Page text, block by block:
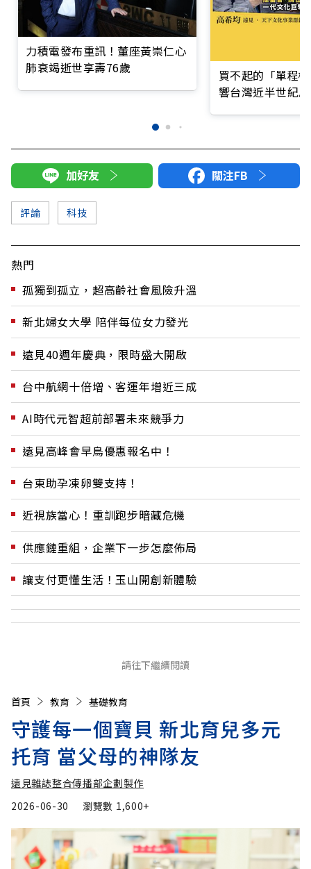
力積電發布重訊！董座黃崇仁心
肺衰竭逝世享壽76歲
買不起的「單程
響台灣近半世紀
加好友 關注FB
評論 科技
熱門
孤獨到孤立，超高齡社會風險升溫
新北婦女大學 陪伴每位女力發光
遠見40週年慶典，限時盛大開啟
台中航網十倍增、客運年增近三成
AI時代元智超前部署未來競爭力
遠見高峰會早鳥優惠報名中！
台東助孕凍卵雙支持！
近視族當心！重訓跑步暗藏危機
供應鏈重組，企業下一步怎麼佈局
讓支付更懂生活！玉山開創新體驗
請往下繼續閱讀
首頁 教育 基礎教育
守護每一個寶貝 新北育兒多元
托育 當父母的神隊友
遠見雜誌整合傳播部企劃製作
2026-06-30
瀏覽數 1,600+